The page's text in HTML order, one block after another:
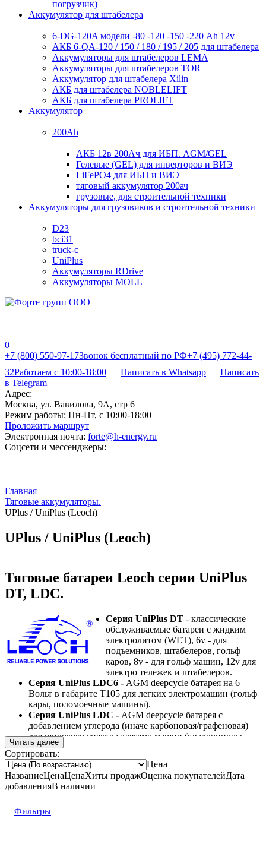
погрузчик)
Аккумулятор для штабелера
6-DG-120A модели -80 -120 -150 -220 Ah 12v
АКБ 6-QA-120 / 150 / 180 / 195 / 205 для штабелера
Аккумуляторы для штабелеров LEMA
Аккумуляторы для штабелеров TOR
Аккумулятор для штабелера Xilin
АКБ для штабелера NOBLELIFT
АКБ для штабелера PROLIFT
Аккумулятор
200Ah
АКБ 12в 200Ач для ИБП. AGM/GEL
Гелевые (GEL) для инверторов и ВИЭ
LiFePO4 для ИБП и ВИЭ
тяговый аккумулятор 200ач
грузовые, для строительной техники
Аккумуляторы для грузовиков и строительной техники
D23
bci31
truck-c
UniPlus
Аккумуляторы RDrive
Аккумуляторы MOLL
0
+7 (800) 550-97-17Звонок бесплатный по РФ+7 (495) 772-44-
32Работаем с 10:00-18:00 Написать в Whatsapp
Написать
в Telegram
Адрес:
Москва, ул. Вавилова, 9А, стр 6
Режим работы: Пн-Пт, с 10:00-18:00
Проложить маршрут
Электронная почта: forte@h-energy.ru
Соцсети и мессенджеры:
Главная
Тяговые аккумуляторы.
UPlus / UniPlus (Leoch)
UPlus / UniPlus (Leoch)
Тяговые батареи Leoch серии UniPlus
DT, LDC.
Серия UniPlus DT - классические
обслуживаемые батареи с жидким
электролитом (WET), 6v - для
подъемников, штабелеров, гольф
каров, 8v - для гольф машин, 12v для
электро тележек и штабелеров.
Серия UniPlus LDC6 - AGM deepcycle батарея на 6
Вольт в габарите T105 для легких электромашин (гольф
кары, поломоечные машины).
Серия UniPlus LDC - AGM deepcycle батарея с
добавлением углерода (иначе карбоновая/графеновая)
для широкого спектра электро машин (квадроциклы,
трициклы, самоходные электрические тележки,
инвалидные прогулочные коляски) на 12 Вольт.
Читать далее
Сортировать:
Цена
НазваниеЦенаЦенаХиты продажОценка покупателейДата
добавленияВ наличии
Фильтры